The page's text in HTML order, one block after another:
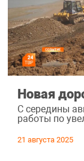
Новая
С середины
работы по
21 августа 2025